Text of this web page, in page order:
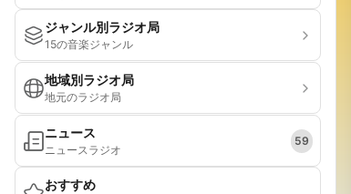
ジャンル別ラジオ局
15の音楽ジャンル
地域別ラジオ局
地元のラジオ局
ニュース
ニュースラジオ
59
おすすめ